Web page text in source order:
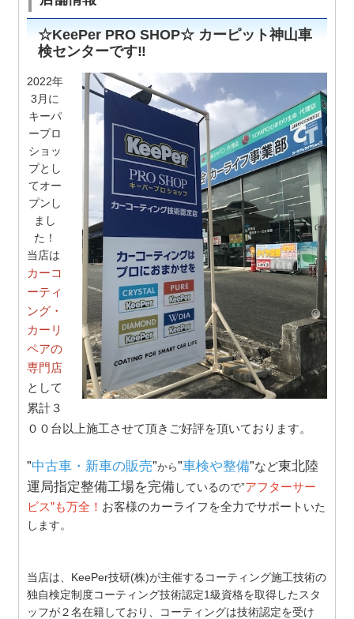
☆KeePer PRO SHOP☆ カーピット神山車
検センターです‼
2022年
3月に
キーパ
ープロ
ショッ
プとし
てオー
プンし
まし
た！
当店は
カーコ
ーティ
ング・
カーリ
ペアの
専門店
として
累計３
００ 台以上施工させて頂きご好評を頂いております。
”中古車・新車の販売”から”車検や整備”など東北陸
運局指定整備工場を完備しているので”アフターサー
ビス”も万全！ お客様のカーライフを全力でサポート いた
します。
当店は、KeePer技研(株)が主催するコーティング施工技術の
独自検定制度コーティング技術認定1級資格を取得したスタ
ッフが２名在籍しており、コーティングは技術認定を受け